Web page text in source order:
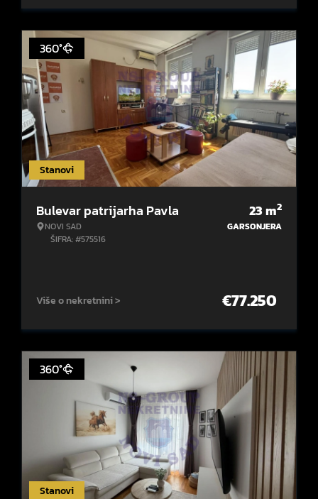
Stanovi
360°
Bulevar patrijarha Pavla
NOVI SAD
ŠIFRA: #575516
23m2
GARSONJERA
Više o nekretnini > €77.250
Stanovi
360°